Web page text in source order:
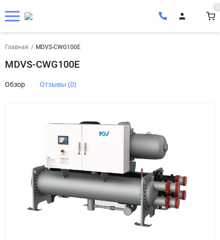
0
Главная / MDVS-CWG100E
MDVS-CWG100E
Обзор Отзывы (0)